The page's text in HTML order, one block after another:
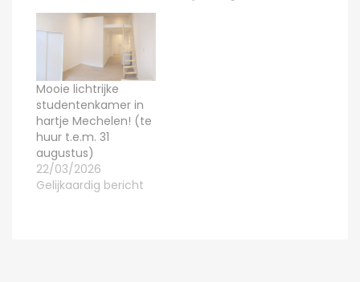
Mooie lichtrijke
studentenkamer in
hartje Mechelen! (te
huur t.e.m. 31
augustus)
22/03/2026
Gelijkaardig bericht